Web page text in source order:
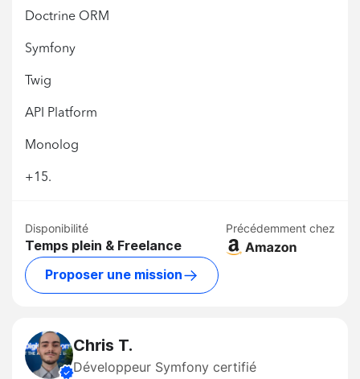
Doctrine ORM
Symfony
Twig
API Platform
Monolog
+15.
Disponibilité
Temps plein & Freelance
Précédemment chez
Proposer une mission
Chris T.
Développeur Symfony certifié